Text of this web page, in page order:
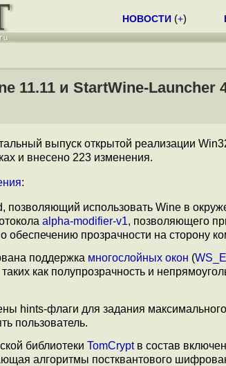
НОВОСТИ (+)
11.11 и StartWine-Launcher
выпуск открытой реализации
и внесено 223 изменения.
:
позволяющий использовать Wine в
alpha-modifier-v1, позволяющего
обеспечению прозрачности на сторону
поддержка многослойных окон (
как полупрозрачность и
hints-флаги для задания
пользователь.
библиотеки TomCryptв состав
алгоритмы постквантового